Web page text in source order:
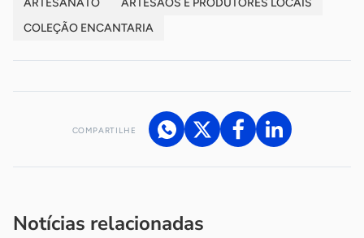
ARTESANATO
ARTESÃOS E PRODUTORES LOCAIS
COLEÇÃO ENCANTARIA
COMPARTILHE
Notícias relacionadas